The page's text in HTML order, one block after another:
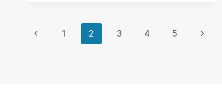
Seitennavigation
Vorherige
1 2 3 4 5